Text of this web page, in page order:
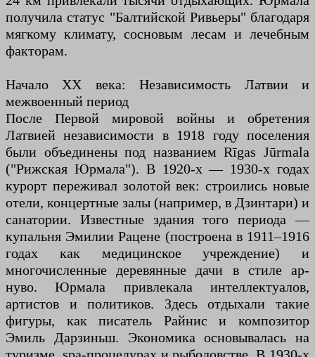
получила статус "Балтийской Ривьеры" благодаря
мягкому климату, сосновым лесам и лечебным
факторам.
Начало XX века: Независимость Латвии и
межвоенный период
После Первой мировой войны и обретения
Латвией независимости в 1918 году поселения
были объединены под названием Rīgas Jūrmala
("Рижская Юрмала"). В 1920-х — 1930-х годах
курорт переживал золотой век: строились новые
отели, концертные залы (например, в Дзинтари) и
санатории. Известные здания того периода —
купальня Эмилии Рацене (построена в 1911–1916
годах как медицинское учреждение) и
многочисленные деревянные дачи в стиле ар-
нуво. Юрмала привлекала интеллектуалов,
артистов и политиков. Здесь отдыхали такие
фигуры, как писатель Райнис и композитор
Эмиль Дарзиньш. Экономика основывалась на